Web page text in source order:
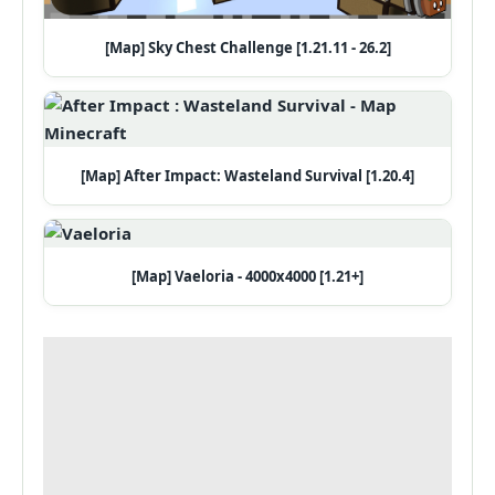
[Map] Sky Chest Challenge [1.21.11 - 26.2]
[Map] After Impact: Wasteland Survival [1.20.4]
[Map] Vaeloria - 4000x4000 [1.21+]